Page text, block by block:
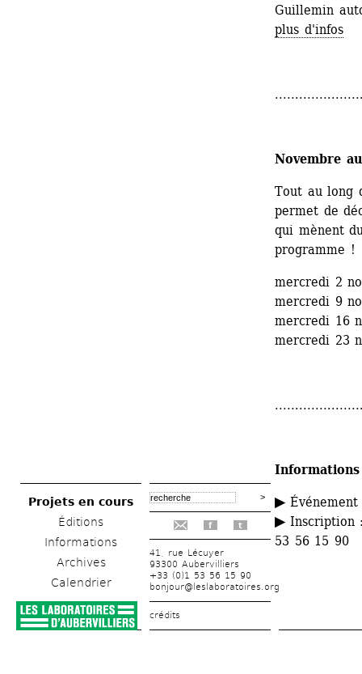
Projets en cours
Éditions
Informations
Archives
Calendrier
f t
41, rue Lécuyer
93300 Aubervilliers
+33 (0)1 53 56 15 90
bonjour@leslaboratoires.org
crédits
Guillemin
plus d'infos
Novembre
Tout au long
permet de
qui mènent
programme !
mercredi 2
mercredi 9
mercredi 16
mercredi 23
▶
▶Inscription
53 56 15 90